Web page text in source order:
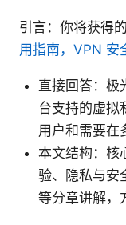
引言：你将获得
用指南，VPN 安
直接回答：极
台支持的虚拟
用户和需要在
本文结构：核
验、隐私与安
等分章讲解，